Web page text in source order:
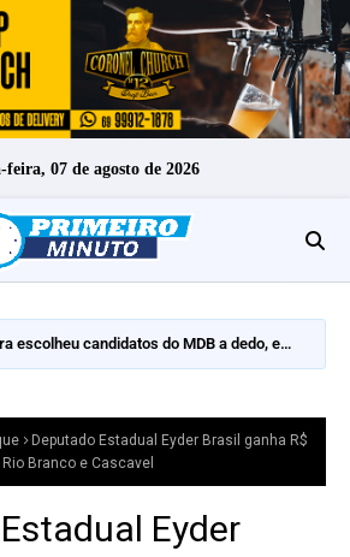
feira, 07 de agosto de 2026
escolheu candidatos do MDB a dedo, e
Deputado Estadual Eyder Brasil ganha R$
Branco e Cascavel
Eyder